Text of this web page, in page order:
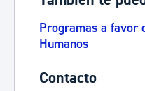
Programas a favor
Humanos
Contacto